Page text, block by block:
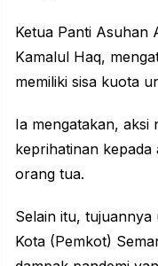
Ketua Panti Asuhan
Kamalul Haq,
memiliki sisa kuota
Ia mengatakan, aksi
keprihatinan
orang tua.
Selain itu,
Kota (Pemkot)